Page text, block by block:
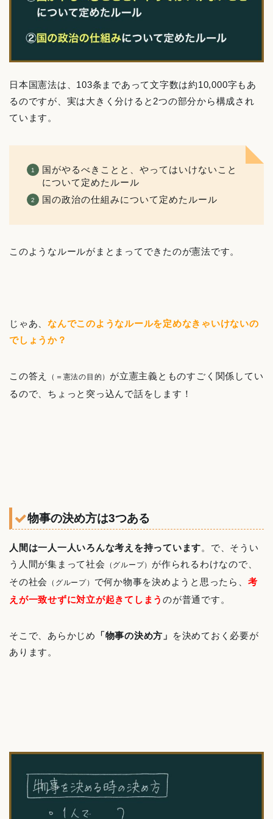
日本国憲法は、103条まであって文字数は約10,000字もあ
るのですが、実は大きく分けると2つの部分から構成され
ています。
国がやるべきことと、やってはいけないこと
について定めたルール
国の政治の仕組みについて定めたルール
このようなルールがまとまってできたのが憲法です。
じゃあ、なんでこのようなルールを定めなきゃいけないの
でしょうか？
この答え （＝憲法の目的） が立憲主義とものすごく関係してい
るので、ちょっと突っ込んで話をします！
物事の決め方は3つある
人間は一人一人いろんな考えを持っています。で、そうい
う人間が集まって社会
（グループ） が作られるわけなので、
その社会
（グループ） で何か物事を決めようと思ったら、 考
えが一致せずに対立が起きてしまうのが普通です。
そこで、あらかじめ 「物事の決め方」
を決めておく必要が
あります。